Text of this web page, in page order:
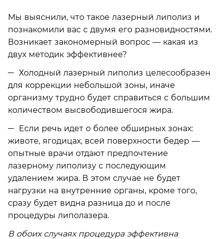
Мы выяснили, что такое лазерный липолиз и
познакомили вас с двумя его разновидностями.
Возникает закономерный вопрос — какая из
двух методик эффективнее?
Холодный лазерный липолиз целесообразен
для коррекции небольшой зоны, иначе
организму трудно будет справиться с большим
количеством высвободившегося жира.
Если речь идет о более обширных зонах:
животе, ягодицах, всей поверхности бедер —
опытные врачи отдают предпочтение
лазерному липолизу с последующим
удалением жира. В этом случае не будет
нагрузки на внутренние органы, кроме того,
сразу будет видна разница до и после
процедуры липолазера.
В обоих случаях процедура эффективна